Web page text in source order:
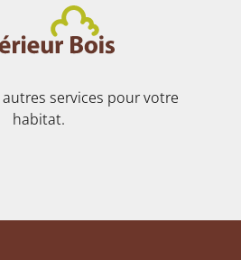
services pour votre
habitat.